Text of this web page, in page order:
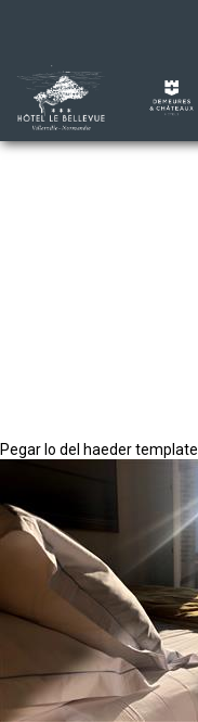
Pegar lo del haeder template